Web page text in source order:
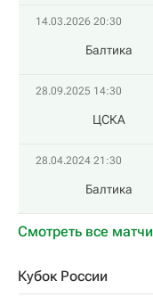
14.03.2026 20:30
Балтика
28.09.2025 14:30
ЦСКА
28.04.2024 21:30
Балтика
Смотреть все матчи
Кубок России